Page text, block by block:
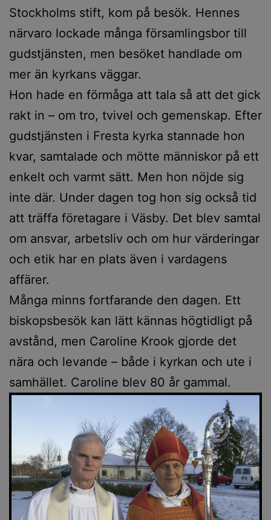
Stockholms stift, kom på besök. Hennes
närvaro lockade många församlingsbor till
gudstjänsten, men besöket handlade om
mer än kyrkans väggar.
Hon hade en förmåga att tala så att det gick
rakt in – om tro, tvivel och gemenskap. Efter
gudstjänsten i Fresta kyrka stannade hon
kvar, samtalade och mötte människor på ett
enkelt och varmt sätt. Men hon nöjde sig
inte där. Under dagen tog hon sig också tid
att träffa företagare i Väsby. Det blev samtal
om ansvar, arbetsliv och om hur värderingar
och etik har en plats även i vardagens
affärer.
Många minns fortfarande den dagen. Ett
biskopsbesök kan lätt kännas högtidligt på
avstånd, men Caroline Krook gjorde det
nära och levande – både i kyrkan och ute i
samhället. Caroline blev 80 år gammal.